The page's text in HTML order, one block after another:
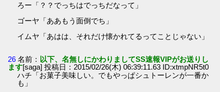
ろー「？？でっちはでっちだなって」
ゴーヤ「ああもう面倒でち」
イムヤ「あはは、それだけ懐かれてるってことじゃない」
26 名前： 以下、名無しにかわりましてSS速報VIPがお送りし
ます[saga] 投稿日：2015/02/26(木) 06:39:11.63 ID:xtmpNR5t0
ハチ「お菓子美味しい。でもやっぱシュトーレンが一番か
も」